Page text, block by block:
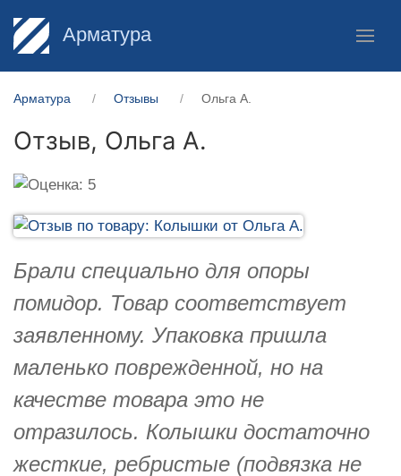
Арматура
Арматура Отзывы Ольга А.
Отзыв, Ольга А.
Брали специально для опоры
помидор. Товар соответствует
заявленному. Упаковка пришла
маленько поврежденной, но на
качестве товара это не
отразилось. Колышки достаточно
жесткие, ребристые (подвязка не